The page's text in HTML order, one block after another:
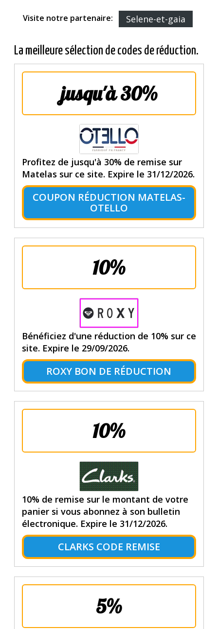
Visite notre partenaire: Selene-et-gaia
La meilleure sélection de codes de réduction.
jusqu'à 30%
Profitez de jusqu'à 30% de remise sur
Matelas sur ce site. Expire le 31/12/2026.
COUPON RÉDUCTION MATELAS-
OTELLO
10%
Bénéficiez d'une réduction de 10% sur ce
site. Expire le 29/09/2026.
ROXY BON DE RÉDUCTION
10%
10% de remise sur le montant de votre
panier si vous abonnez à son bulletin
électronique. Expire le 31/12/2026.
CLARKS CODE REMISE
5%